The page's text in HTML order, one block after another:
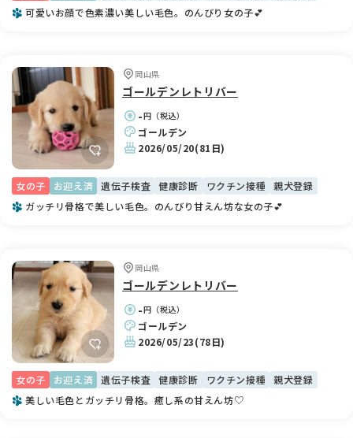
可愛いお顔で色素濃い美しい毛色。のんびり女の子💕
岡山県
ゴールデンレトリバー
-円（税込）
ゴールデン
2026/05/20(81日)
女の子 お迎え済 遺伝子検査 健康診断 ワクチン接種
親犬登録
ガッチリ骨格で美しい毛色。のんびり甘えん坊な女の子💕
岡山県
ゴールデンレトリバー
-円（税込）
ゴールデン
2026/05/23(78日)
女の子 お迎え済 遺伝子検査 健康診断 ワクチン接種
親犬登録
美しい毛色とガッチリ骨格。癒し系の甘えん坊♡